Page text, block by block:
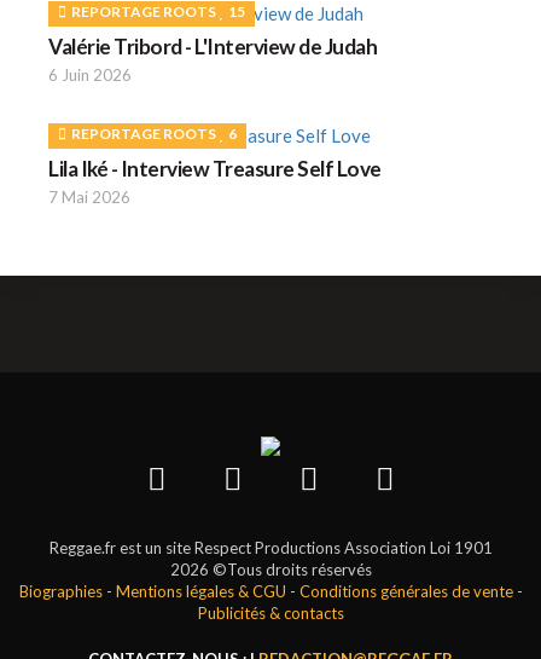
REPORTAGE ROOTS 15
Valérie Tribord - L'Interview de Judah
6 Juin 2026
REPORTAGE ROOTS 6
Lila Iké - Interview Treasure Self Love
7 Mai 2026
Reggae.fr est un site Respect Productions Association Loi 1901
2026 ©Tous droits réservés
Biographies- Mentions légales & CGU - Conditions générales de vente-
Publicités & contacts